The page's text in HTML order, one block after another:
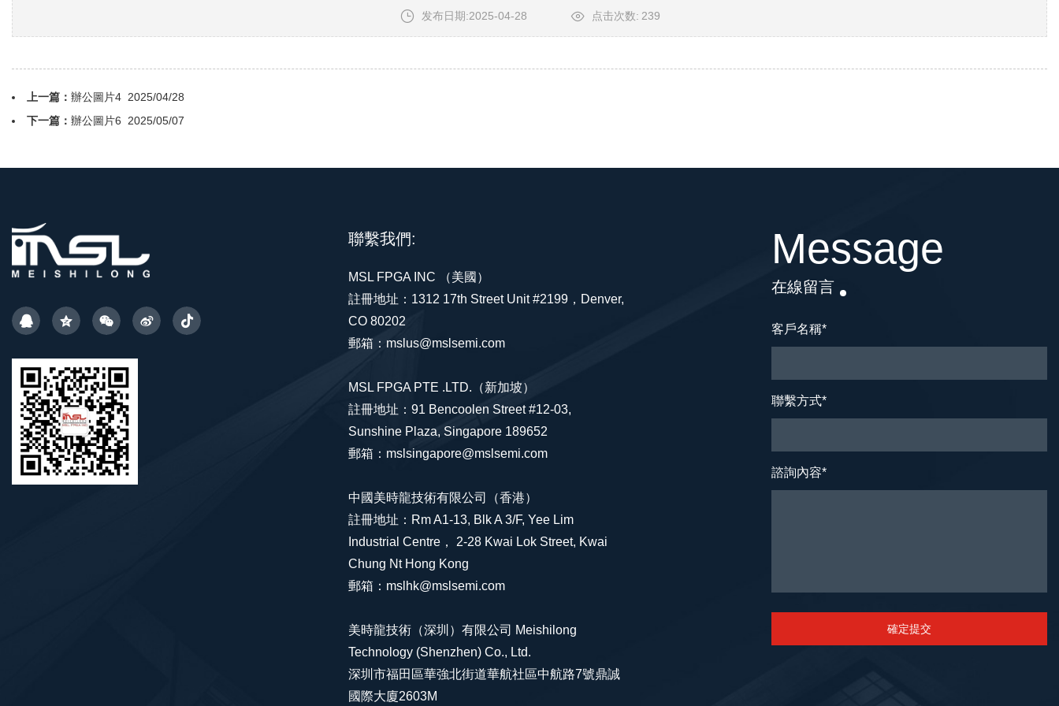
发布日期:2025-04-28 点击次数: 239
上一篇： 辦公圖片4 2025/04/28
下一篇： 辦公圖片6 2025/05/07
聯繫我們:
MSL FPGA INC （美國）
註冊地址：1312 17th Street Unit #2199，Denver,
CO 80202
郵箱：mslus@mslsemi.com
MSL FPGA PTE .LTD.（新加坡）
註冊地址：91 Bencoolen Street #12-03,
Sunshine Plaza, Singapore 189652
郵箱：mslsingapore@mslsemi.com
中國美時龍技術有限公司（香港）
註冊地址：Rm A1-13, Blk A 3/F, Yee Lim
Industrial Centre， 2-28 Kwai Lok Street, Kwai
Chung Nt Hong Kong
郵箱：mslhk@mslsemi.com
美時龍技術（深圳）有限公司 Meishilong
Technology (Shenzhen) Co., Ltd.
深圳市福田區華強北街道華航社區中航路7號鼎誠
國際大廈2603M
Message
在線留言
客戶名稱*
聯繫方式*
諮詢內容*
確定提交